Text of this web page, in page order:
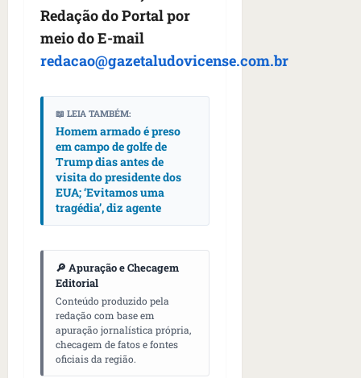
Redação do Portal por
meio do E-mail
redacao@gazetaludovicense.com.br
📖 LEIA TAMBÉM:
Homem armado é preso
em campo de golfe de
Trump dias antes de
visita do presidente dos
EUA; ‘Evitamos uma
tragédia’, diz agente
🔎 Apuração e Checagem
Editorial
Conteúdo produzido pela
redação com base em
apuração jornalística própria,
checagem de fatos e fontes
oficiais da região.